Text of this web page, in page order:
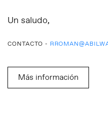
Un saludo,
CONTACTO -
Más información